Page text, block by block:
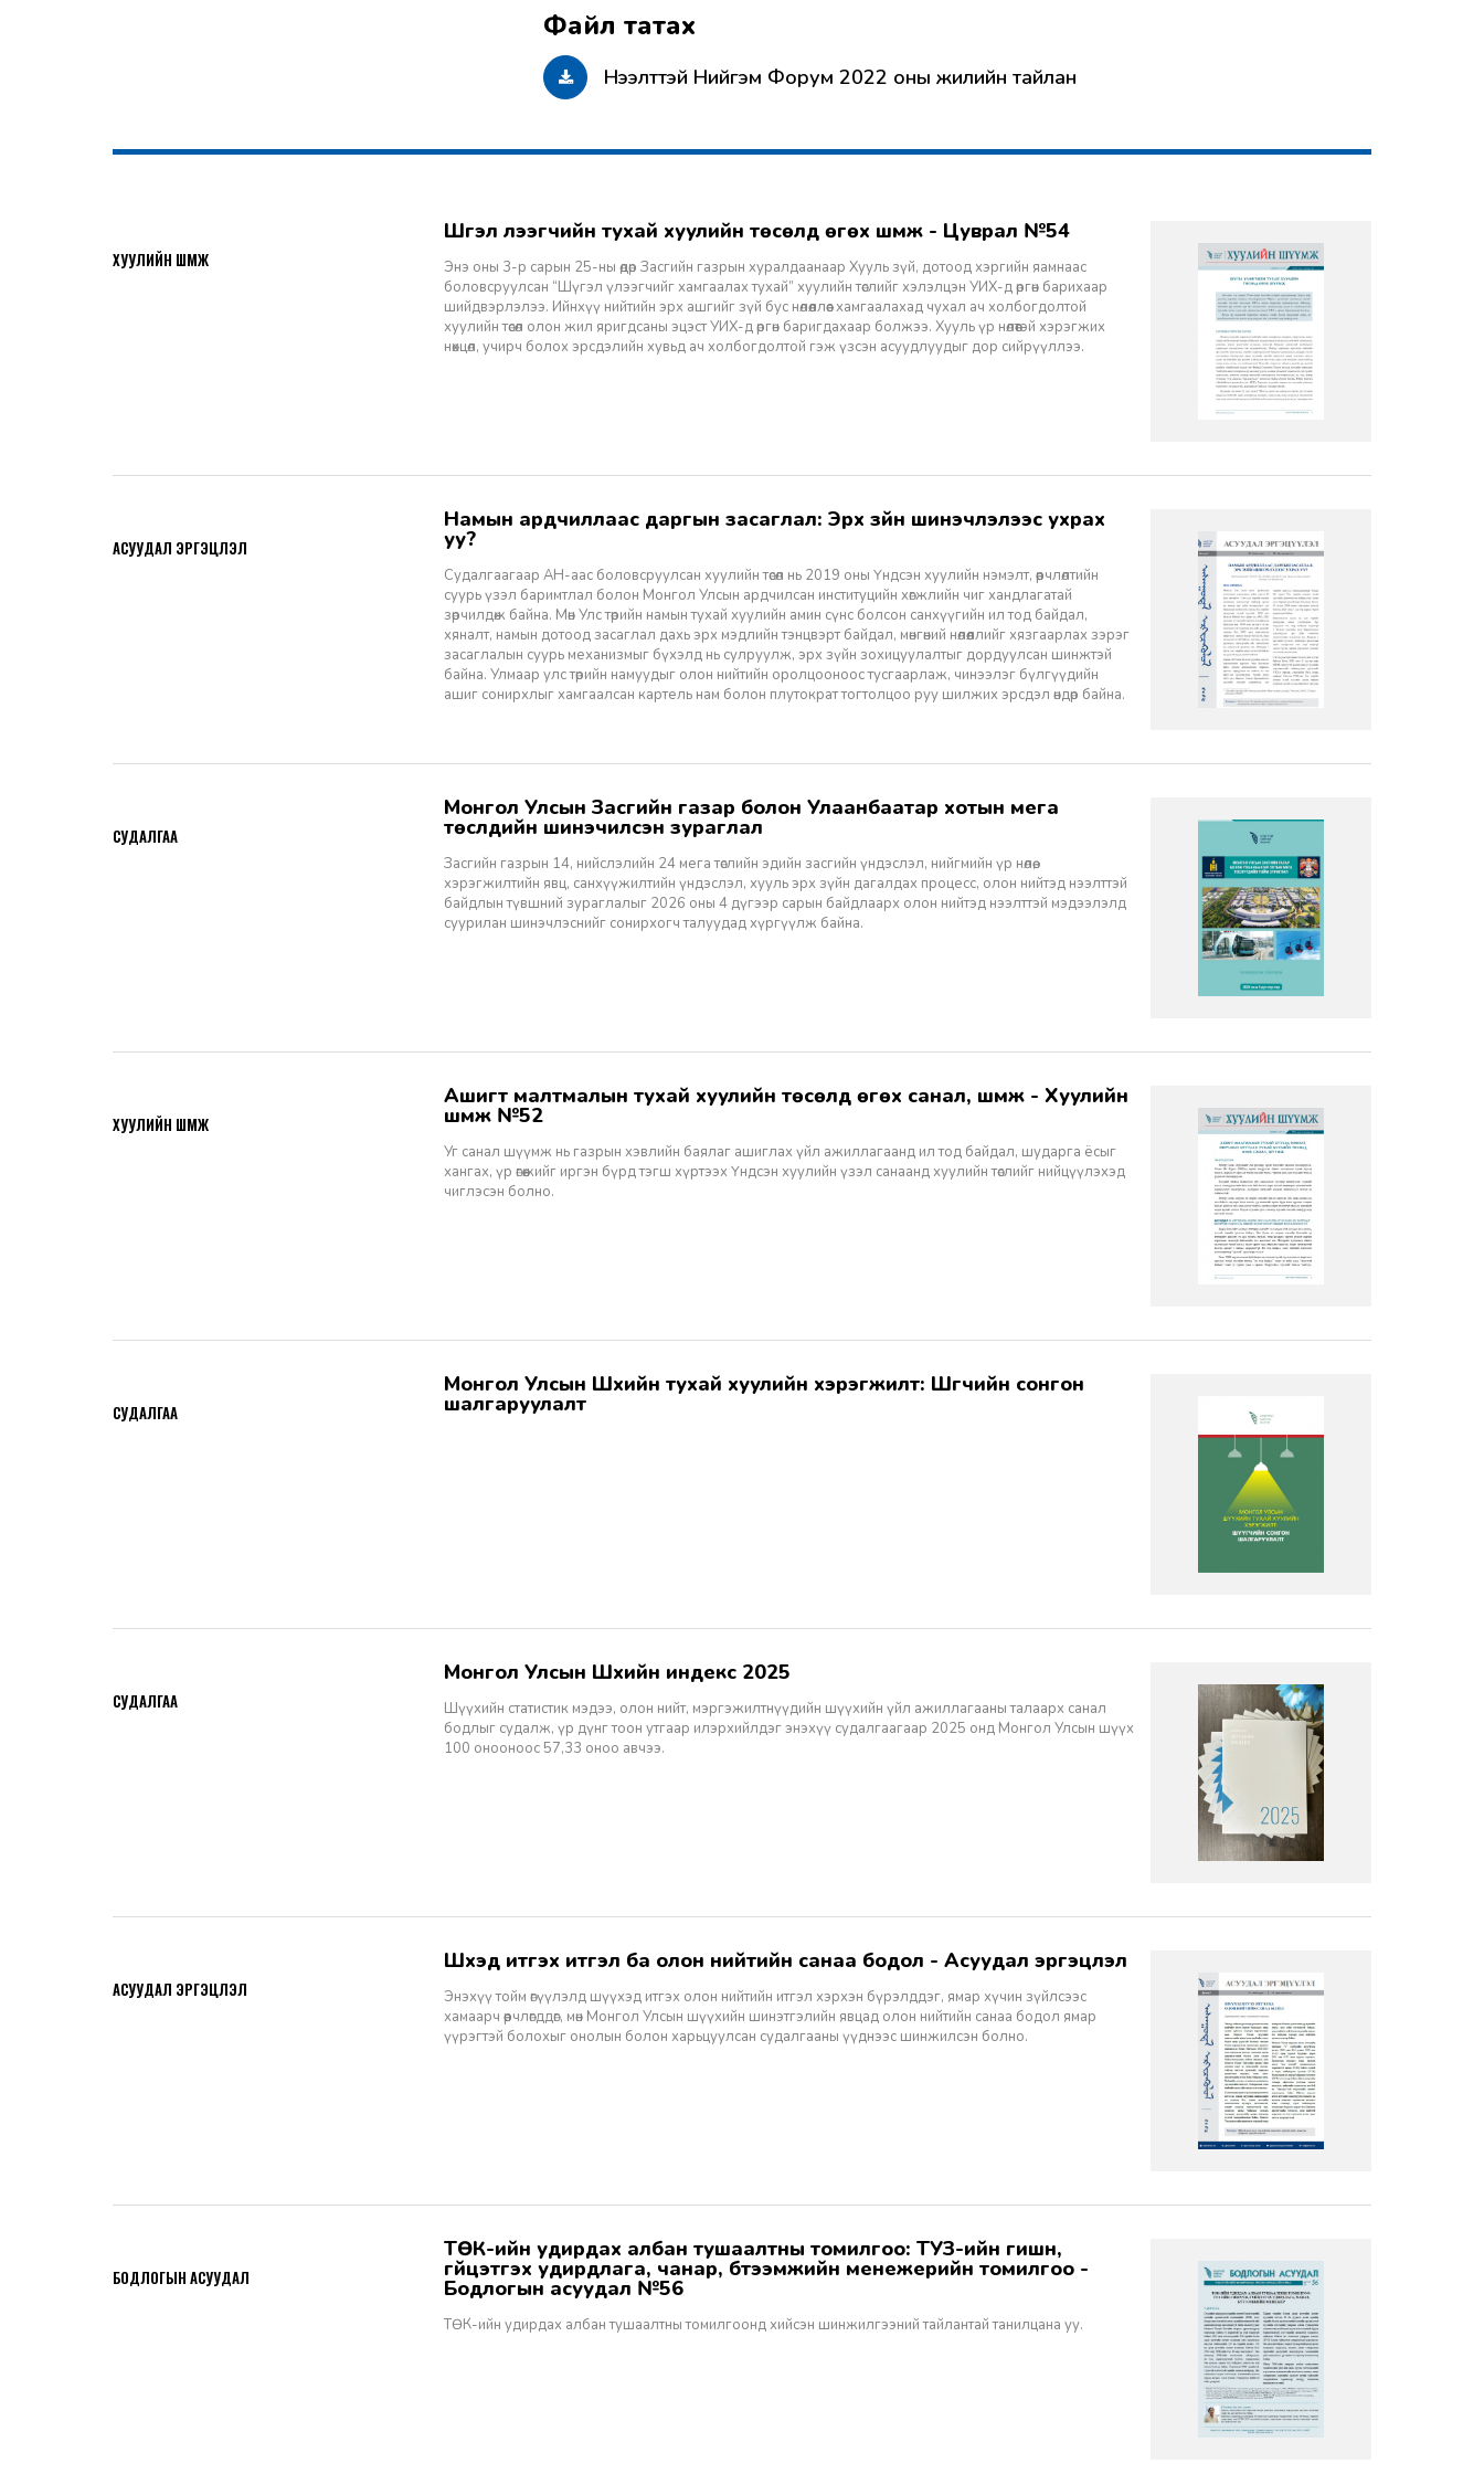
Нээлттэй Нийгэм Форум 2022 оны жилийн тайлан
Шүгэл үлээгчийн тухай хуулийн төсөлд өгөх шүүмж - Цуврал №54
Энэ оны 3-р сарын 25-ны өдөр Засгийн газрын хуралдаанаар Хууль зүй, дотоод хэргийн яамнаас
боловсруулсан “Шүгэл үлээгчийг хамгаалах тухай” хуулийн төслийг хэлэлцэн УИХ-д өргөн барихаар
шийдвэрлэлээ. Ийнхүү нийтийн эрх ашгийг зүй бус нөлөөллөөс хамгаалахад чухал ач холбогдолтой
хуулийн төсөл олон жил яригдсаны эцэст УИХ-д өргөн баригдахаар болжээ. Хууль үр нөлөөтэй хэрэгжих
нөхцөл, учирч болох эрсдэлийн хувьд ач холбогдолтой гэж үзсэн асуудлуудыг дор сийрүүллээ.
ХУУЛИЙН ШҮҮМЖ
Намын ардчиллаас даргын засаглал: Эрх зүйн шинэчлэлээс ухрах
уу?
Судалгаагаар АН-аас боловсруулсан хуулийн төсөл нь 2019 оны Үндсэн хуулийн нэмэлт, өөрчлөлтийн
суурь үзэл баримтлал болон Монгол Улсын ардчилсан институцийн хөгжлийн чиг хандлагатай
зөрчилдөж байна. Мөн Улс төрийн намын тухай хуулийн амин сүнс болсон санхүүгийн ил тод байдал,
хяналт, намын дотоод засаглал дахь эрх мэдлийн тэнцвэрт байдал, мөнгөний нөлөөллийг хязгаарлах зэрэг
засаглалын суурь механизмыг бүхэлд нь сулруулж, эрх зүйн зохицуулалтыг дордуулсан шинжтэй
байна. Улмаар улс төрийн намуудыг олон нийтийн оролцооноос тусгаарлаж, чинээлэг бүлгүүдийн
ашиг сонирхлыг хамгаалсан картель нам болон плутократ тогтолцоо руу шилжих эрсдэл өндөр байна.
АСУУДАЛ ЭРГЭЦҮҮЛЭЛ
Монгол Улсын Засгийн газар болон Улаанбаатар хотын мега
төслүүдийн шинэчилсэн зураглал
Засгийн газрын 14, нийслэлийн 24 мега төслийн эдийн засгийн үндэслэл, нийгмийн үр нөлөө,
хэрэгжилтийн явц, санхүүжилтийн үндэслэл, хууль эрх зүйн дагалдах процесс, олон нийтэд нээлттэй
байдлын түвшний зураглалыг 2026 оны 4 дүгээр сарын байдлаарх олон нийтэд нээлттэй мэдээлэлд
суурилан шинэчлэснийг сонирхогч талуудад хүргүүлж байна.
СУДАЛГАА
Ашигт малтмалын тухай хуулийн төсөлд өгөх санал, шүүмж - Хуулийн
шүүмж №52
Уг санал шүүмж нь газрын хэвлийн баялаг ашиглах үйл ажиллагаанд ил тод байдал, шударга ёсыг
хангах, үр өгөөжийг иргэн бүрд тэгш хүртээх Үндсэн хуулийн үзэл санаанд хуулийн төслийг нийцүүлэхэд
чиглэсэн болно.
ХУУЛИЙН ШҮҮМЖ
Монгол Улсын Шүүхийн тухай хуулийн хэрэгжилт: Шүүгчийн сонгон
шалгаруулалт
СУДАЛГАА
Монгол Улсын Шүүхийн индекс 2025
Шүүхийн статистик мэдээ, олон нийт, мэргэжилтнүүдийн шүүхийн үйл ажиллагааны талаарх санал
бодлыг судалж, үр дүнг тоон утгаар илэрхийлдэг энэхүү судалгаагаар 2025 онд Монгол Улсын шүүх
100 онооноос 57,33 оноо авчээ.
СУДАЛГАА
Шүүхэд итгэх итгэл ба олон нийтийн санаа бодол - Асуудал эргэцүүлэл
Энэхүү тойм өгүүлэлд шүүхэд итгэх олон нийтийн итгэл хэрхэн бүрэлддэг, ямар хүчин зүйлсээс
хамаарч өөрчлөгддөг, мөн Монгол Улсын шүүхийн шинэтгэлийн явцад олон нийтийн санаа бодол ямар
үүрэгтэй болохыг онолын болон харьцуулсан судалгааны үүднээс шинжилсэн болно.
АСУУДАЛ ЭРГЭЦҮҮЛЭЛ
ТӨК-ийн удирдах албан тушаалтны томилгоо: ТУЗ-ийн гишүүн,
гүйцэтгэх удирдлага, чанар, бүтээмжийн менежерийн томилгоо -
Бодлогын асуудал №56
ТӨК-ийн удирдах албан тушаалтны томилгоонд хийсэн шинжилгээний тайлантай танилцана уу.
БОДЛОГЫН АСУУДАЛ